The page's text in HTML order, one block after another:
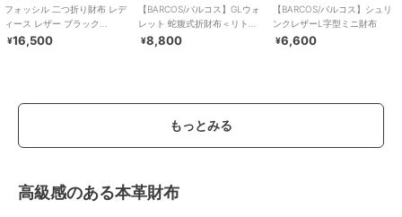
フォッシル 二つ折り財布 レデ
ィース レザー ブラック
SL7891G001
¥16,500
【BARCOS/バルコス】GLウォ
レット 蛇腹式折財布＜リトル
ノ コンパクト＞
¥8,800
【BARCOS/バルコス】シュリ
ンクレザーL字型ミニ財布
¥6,600
もっとみる
高級感のある本革財布